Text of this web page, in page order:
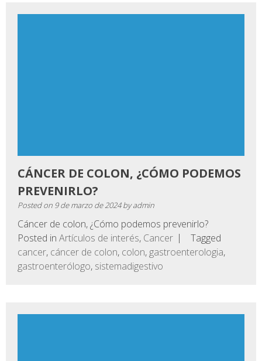
CÁNCER DE COLON, ¿CÓMO PODEMOS
PREVENIRLO?
Posted on 9 de marzo de 2024byadmin
Cáncer de colon, ¿Cómo podemos prevenirlo?
Posted in Artículos de interés, Cancer
Tagged
cancer, cáncer de colon, colon, gastroenterologia,
gastroenterólogo, sistemadigestivo